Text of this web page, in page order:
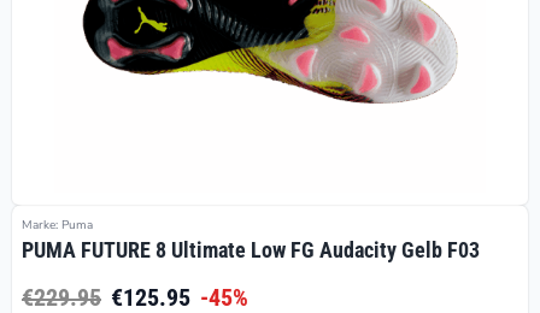
Marke: Puma
PUMA FUTURE 8 Ultimate Low FG Audacity Gelb F03
€229.95 €125.95 -45%